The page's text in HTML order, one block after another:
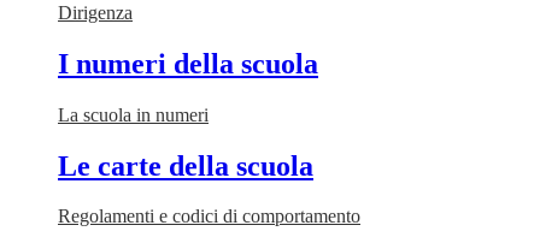
Dirigenza
I numeri della scuola
La scuola in numeri
Le carte della scuola
Regolamenti e codici di comportamento